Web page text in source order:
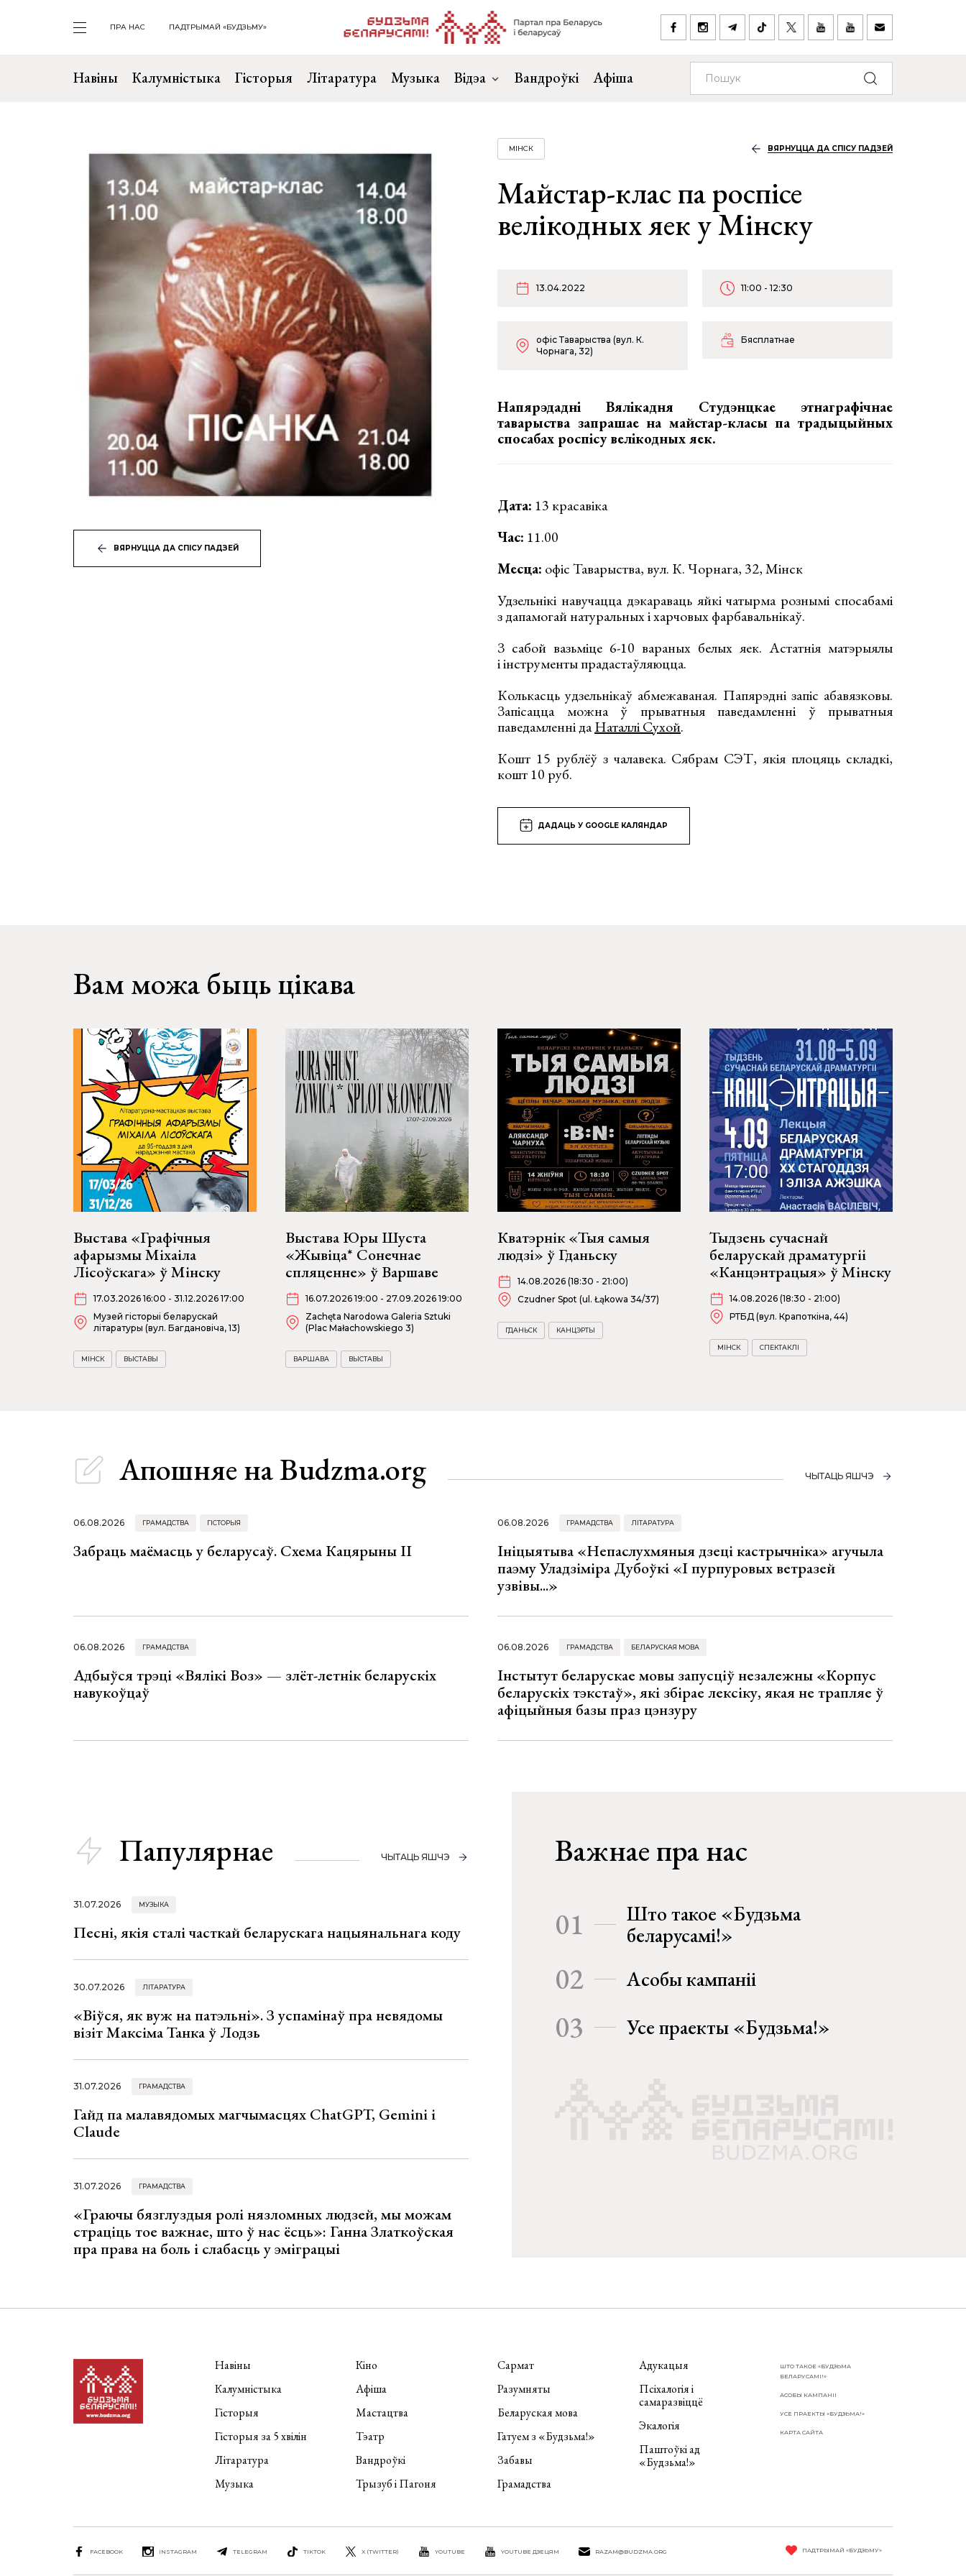
ПРА НАС ПАДТРЫМАЙ «БУДЗЬМУ»
Навіны Калумністыка Гісторыя Літаратура Музыка Відэа Вандроўкі Афіша
ВЯРНУЦЦА ДА СПІСУ ПАДЗЕЙ
МІНСК ВЯРНУЦЦА ДА СПІСУ ПАДЗЕЙ
Майстар-клас па роспісе
велікодных яек у Мінску
13.04.2022 11:00 - 12:30
офіс Таварыства (вул. К.
Чорнага, 32)
Бясплатнае
Напярэдадні Вялікадня Студэнцкае этнаграфічнае
таварыства запрашае на майстар-класы па традыцыйных
спосабах роспісу велікодных яек.
Дата: 13 красавіка
Час: 11.00
Месца: офіс Таварыства, вул. К. Чорнага, 32, Мінск
Удзельнікі навучацца дэкараваць яйкі чатырма рознымі спосабамі
з дапамогай натуральных і харчовых фарбавальнікаў.
З сабой вазьміце 6-10 вараных белых яек. Астатнія матэрыялы
і інструменты прадастаўляюцца.
Колькасць удзельнікаў абмежаваная. Папярэдні запіс абавязковы.
Запісацца можна ў прыватныя паведамленні ў прыватныя
паведамленні даНаталлі Сухой.
Кошт 15 рублёў з чалавека. Сябрам СЭТ, якія плоцяць складкі,
кошт 10 руб.
ДАДАЦЬ У GOOGLE КАЛЯНДАР
Вам можа быць цікава
Выстава «Графічныя
афарызмы Міхаіла
Лісоўскага» ў Мінску
17.03.2026 16:00 - 31.12.2026 17:00
Музей гісторыі беларускай
літаратуры (вул. Багдановіча, 13)
МІНСК ВЫСТАВЫ
Выстава Юры Шуста
«Жывіца* Сонечнае
спляценне» ў Варшаве
16.07.2026 19:00 - 27.09.2026 19:00
Zachęta Narodowa Galeria Sztuki
(Plac Małachowskiego 3)
ВАРШАВА ВЫСТАВЫ
Кватэрнік «Тыя самыя
людзі» ў Гданьску
14.08.2026 (18:30 - 21:00)
Czudner Spot (ul. Łąkowa 34/37)
ГДАНЬСК КАНЦЭРТЫ
Тыдзень сучаснай
беларускай драматургіі
«Канцэнтрацыя» ў Мінску
14.08.2026 (18:30 - 21:00)
РТБД (вул. Крапоткіна, 44)
МІНСК СПЕКТАКЛІ
Апошняе на Budzma.org ЧЫТАЦЬ ЯШЧЭ
06.08.2026 ГРАМАДСТВА ГІСТОРЫЯ
Забраць маёмасць у беларусаў. Схема Кацярыны ІІ
06.08.2026 ГРАМАДСТВА ЛІТАРАТУРА
Ініцыятыва «Непаслухмяныя дзеці кастрычніка» агучыла
паэму Уладзіміра Дубоўкі «І пурпуровых ветразей
узвівы...»
06.08.2026 ГРАМАДСТВА
Адбыўся трэці «Вялікі Воз» — злёт-летнік беларускіх
навукоўцаў
06.08.2026 ГРАМАДСТВА БЕЛАРУСКАЯ МОВА
Інстытут беларускае мовы запусціў незалежны «Корпус
беларускіх тэкстаў», які збірае лексіку, якая не трапляе ў
афіцыйныя базы праз цэнзуру
Папулярнае ЧЫТАЦЬ ЯШЧЭ
31.07.2026 МУЗЫКА
Песні, якія сталі часткай беларускага нацыянальнага коду
30.07.2026 ЛІТАРАТУРА
«Віўся, як вуж на патэльні». З успамінаў пра невядомы
візіт Максіма Танка ў Лодзь
31.07.2026 ГРАМАДСТВА
Гайд па малавядомых магчымасцях ChatGPT, Gemini і
Claude
31.07.2026 ГРАМАДСТВА
«Граючы бязглуздыя ролі нязломных людзей, мы можам
страціць тое важнае, што ў нас ёсць»: Ганна Златкоўская
пра права на боль і слабасць у эміграцыі
Важнае пра нас
01
Што такое «Будзьма
беларусамі!»
02 Асобы кампаніі
03 Усе праекты «Будзьма!»
Навіны
Калумністыка
Гісторыя
Гісторыя за 5 хвілін
Літаратура
Музыка
Кіно
Афіша
Мастацтва
Тэатр
Вандроўкі
Трызуб і Пагоня
Сармат
Разумняты
Беларуская мова
Гатуем з «Будзьма!»
Забавы
Грамадства
Адукацыя
Псіхалогія і
самаразвіццё
Экалогія
Паштоўкі ад
«Будзьма!»
ШТО ТАКОЕ «БУДЗЬМА
БЕЛАРУСАМІ!»
АСОБЫ КАМПАНІІ
УСЕ ПРАЕКТЫ «БУДЗЬМА!»
КАРТА САЙТА
FACEBOOK INSTAGRAM TELEGRAM TIKTOK X (TWITTER) YOUTUBE YOUTUBE ДЗЕЦЯМ RAZAM@BUDZMA.ORG ПАДТРЫМАЙ «БУДЗЬМУ»